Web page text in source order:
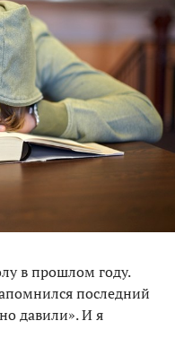
в прошлом году.
последний
давили». И я